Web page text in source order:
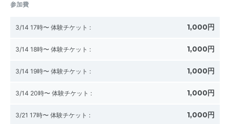
参加費
3/14 17時〜 体験チケット : 1,000円
3/14 18時〜 体験チケット : 1,000円
3/14 19時〜 体験チケット : 1,000円
3/14 20時〜 体験チケット : 1,000円
3/21 17時〜 体験チケット : 1,000円